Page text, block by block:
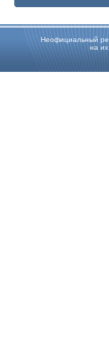
Неофициальный
на